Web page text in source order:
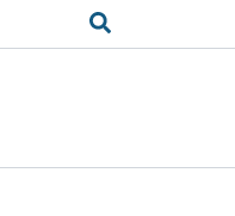
Search